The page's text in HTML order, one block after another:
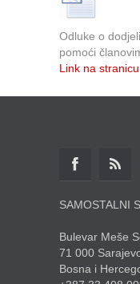
Odluke o
pomoći
Link na stranicu
SAMOSTALNI
Bulevar Meše
71 000
Bosna i